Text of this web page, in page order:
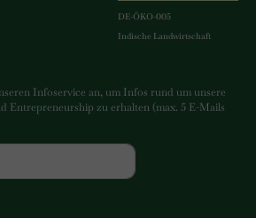
DE-ÖKO-005
Indische Landwirtschaft
Infoservice an, um Infos rund um unsere
Entrepreneurship zu erhalten (max. 5 E-Mails